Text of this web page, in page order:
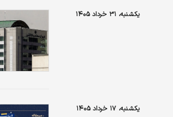
یکشنبه، ۳۱ خرداد ۱۴۰۵
یکشنبه، ۱۷ خرداد ۱۴۰۵